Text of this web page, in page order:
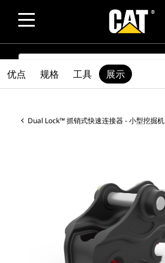
SEARCH
Dual Lock™ 抓销式快速连接器 - 小型挖掘机
优点 规格 工具 展示